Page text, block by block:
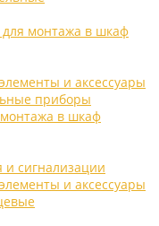
монтажа в шкаф
и аксессуары
приборы
в шкаф
сигнализации
и аксессуары